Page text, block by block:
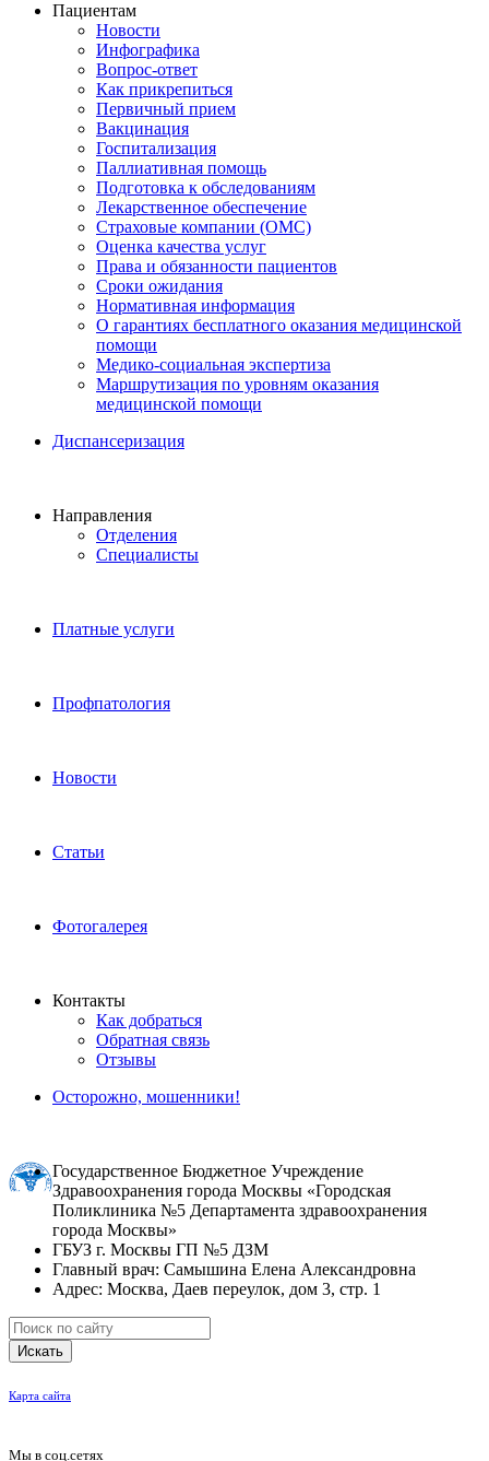
Пациентам
Новости
Инфографика
Вопрос-ответ
Как прикрепиться
Первичный прием
Вакцинация
Госпитализация
Паллиативная помощь
Подготовка к обследованиям
Лекарственное обеспечение
Страховые компании (ОМС)
Оценка качества услуг
Права и обязанности пациентов
Сроки ожидания
Нормативная информация
О гарантиях бесплатного оказания медицинской
помощи
Медико-социальная экспертиза
Маршрутизация по уровням оказания
медицинской помощи
Диспансеризация
Направления
Отделения
Специалисты
Платные услуги
Профпатология
Новости
Статьи
Фотогалерея
Контакты
Как добраться
Обратная связь
Отзывы
Осторожно, мошенники!
Государственное Бюджетное Учреждение
Здравоохранения города Москвы «Городская
Поликлиника №5 Департамента здравоохранения
города Москвы»
ГБУЗ г. Москвы ГП №5 ДЗМ
Главный врач: Самышина Елена Александровна
Адрес: Москва, Даев переулок, дом 3, стр. 1
Искать
Карта сайта
Мы в соц.сетях